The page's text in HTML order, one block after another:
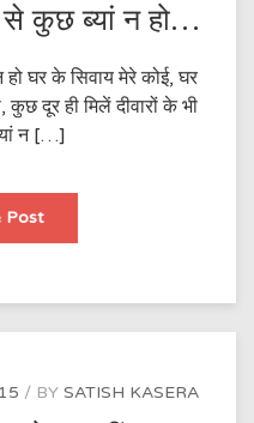
से कुछ ब्यां न हो…
घर के सिवाय मेरे कोई, घर
दूर ही मिलें दीवारों के भी
न […]
Postकि
का
से
ब्यां
BY SATISH KASERA